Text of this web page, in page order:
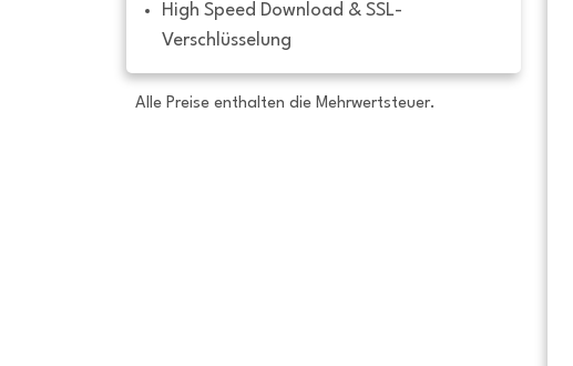
High Speed Download & SSL-
Verschlüsselung
Alle Preise enthalten die Mehrwertsteuer.